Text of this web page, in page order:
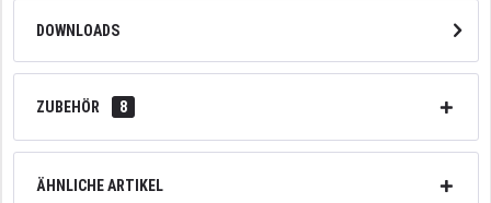
DOWNLOADS
ZUBEHÖR 8
ÄHNLICHE ARTIKEL